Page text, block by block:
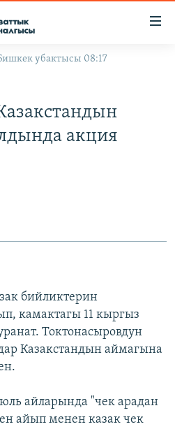
убактысы 08:17
акция
бийликтерин
камактагы 11 кыргыз
Токтонасыровдун
Казакстандын аймагына
айларында "чек арадан
айып менен казак чек